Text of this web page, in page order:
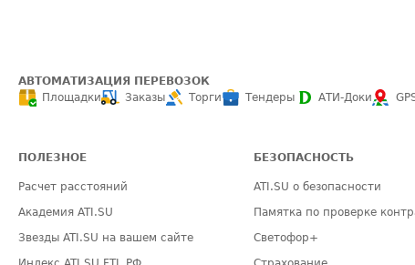
АВТОМАТИЗАЦИЯ ПЕРЕВОЗОК
Площадки
Заказы Торги Тендеры АТИ-Доки
ПОЛЕЗНОЕ
Расчет расстояний
Академия ATI.SU
Звезды ATI.SU на вашем сайте
БЕЗОПАСНОСТЬ
ATI.SU о безопасности
Памятка по проверке
Светофор+